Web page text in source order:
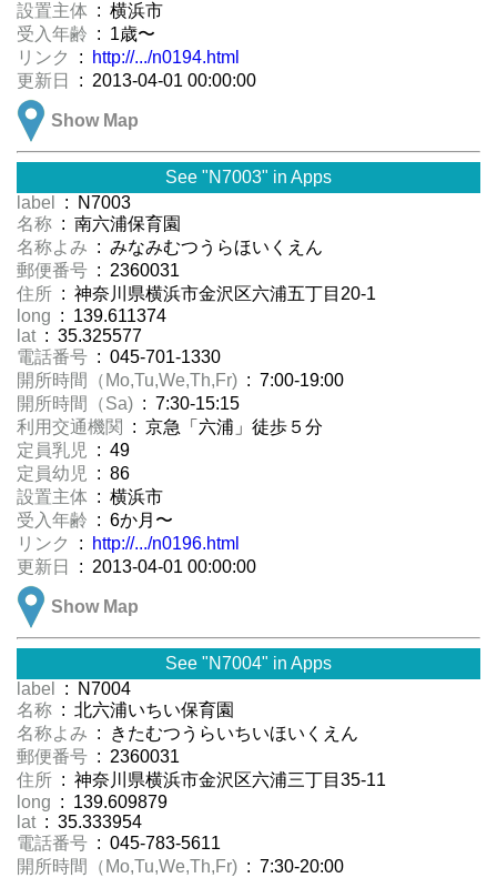
設置主体 : 横浜市
受入年齢 : 1歳〜
リンク
:
http://.../n0194.html
更新日
: 2013-04-01 00:00:00
Show Map
See "N7003" in Apps
label
: N7003
名称 : 南六浦保育園
名称よみ : みなみむつうらほいくえん
郵便番号 : 2360031
住所 : 神奈川県横浜市金沢区六浦五丁目20-1
long : 139.611374
lat : 35.325577
電話番号 : 045-701-1330
開所時間（Mo,Tu,We,Th,Fr) : 7:00-19:00
開所時間（Sa) : 7:30-15:15
利用交通機関
: 京急「六浦」徒歩５分
定員乳児
: 49
定員幼児
: 86
設置主体 : 横浜市
受入年齢 : 6か月〜
リンク
:
http://.../n0196.html
更新日
: 2013-04-01 00:00:00
Show Map
See "N7004" in Apps
label
: N7004
名称 : 北六浦いちい保育園
名称よみ : きたむつうらいちいほいくえん
郵便番号 : 2360031
住所 : 神奈川県横浜市金沢区六浦三丁目35-11
long : 139.609879
lat : 35.333954
電話番号 : 045-783-5611
開所時間（Mo,Tu,We,Th,Fr) : 7:30-20:00